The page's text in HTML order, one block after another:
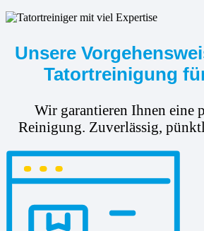
Unsere
Tatortreinigung
Wir garantieren Ihnen eine
Reinigung. Zuverlässig,